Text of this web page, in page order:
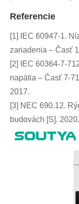
Referencie
[1] IEC 60947‑1.
zariadenia – Časť
[2] IEC 60364-7-
napätia – Časť
2017.
[3] NEC 690.12.
budovách [S]. 2020.